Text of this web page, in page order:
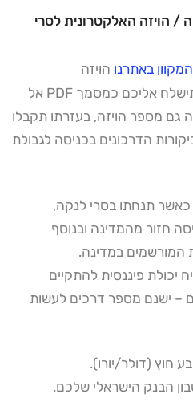
/ הויזה האלקטרונית לסרי
באתרנו הויזה
האלקטרונית של סרי לנקה תישלח אליכם כמסמך PDF אל
גם מספר הויזה, בעזרתו תקבלו
הדרכונים בכניסה לגבולת
תנחתו בסרי לנקה,
חזור מהמדינה ובנוסף
המורשמים במדינה.
יכולת פיננסית להתקיים
– ישנם מספר דרכים לעשות
חוץ (דולר/יורו).
הבנק הישראלי שלכם.